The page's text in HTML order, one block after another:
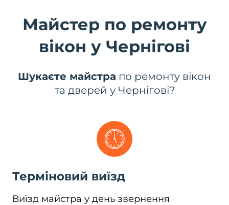
Майстер по ремонту
вікон у Чернігові
Шукаєте майстра по ремонту вікон
та дверей у Чернігові?
Терміновий виїзд
Виїзд майстра у день звернення